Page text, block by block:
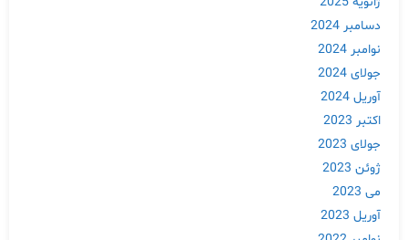
دسامبر 2024
نوامبر 2024
جولای 2024
آوریل 2024
اکتبر 2023
جولای 2023
ژوئن 2023
می 2023
آوریل 2023